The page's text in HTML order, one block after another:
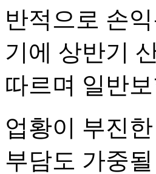
반적으로 손
기에 상반기
따르며 일반
업황이 부진
부담도 가중